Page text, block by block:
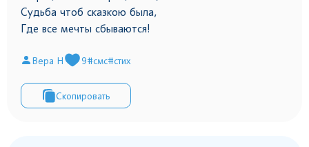
Судьба чтоб сказкою была,
Где все мечты сбываются!
Вера Н 9#смс#стих
Скопировать